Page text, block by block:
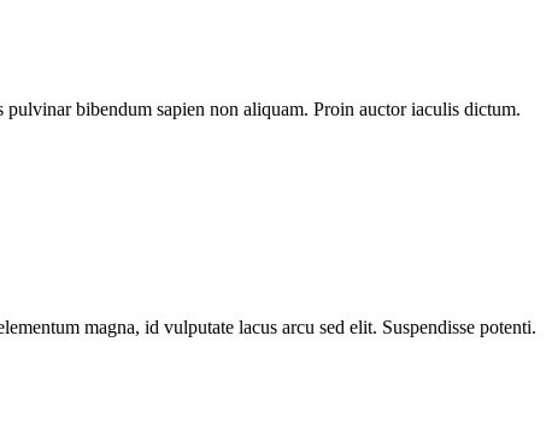
bibendum sapien non aliquam. Proin auctor iaculis dictum.
magna, id vulputate lacus arcu sed elit. Suspendisse potenti.